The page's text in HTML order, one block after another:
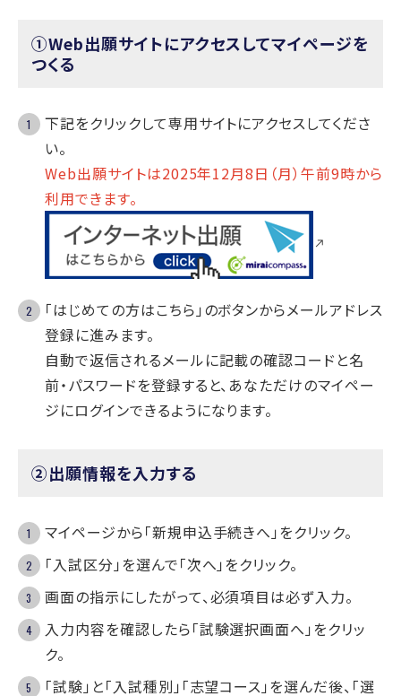
①Web出願サイトにアクセスしてマイページを
つくる
下記をクリックして専用サイトにアクセスしてくださ
い。
Web出願サイトは2025年12月8日（月）午前9時から
利用できます。
「はじめての方はこちら」のボタンからメールアドレス
登録に進みます。
自動で返信されるメールに記載の確認コードと名
前・パスワードを登録すると、あなただけのマイペー
ジにログインできるようになります。
②出願情報を入力する
マイページから「新規申込手続きへ」をクリック。
「入試区分」を選んで「次へ」をクリック。
画面の指示にしたがって、必須項目は必ず入力。
入力内容を確認したら「試験選択画面へ」をクリッ
ク。
「試験」と「入試種別」「志望コース」を選んだ後、「選